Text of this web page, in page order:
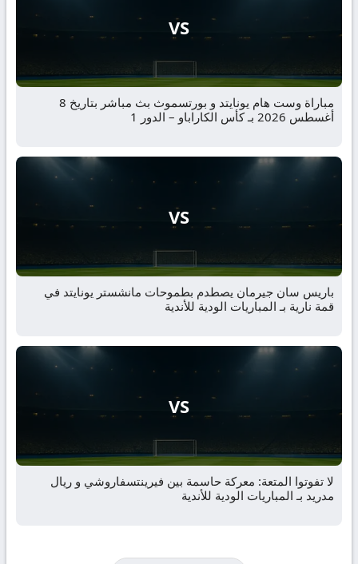
VS
مباراة وست هام يونايتد و بورتسموث بث مباشر بتاريخ 8
أغسطس 2026 بـ كأس الكاراباو – الدور 1
VS
باريس سان جيرمان يصطدم بطموحات مانشستر يونايتد في
قمة نارية بـ المباريات الودية للأندية
VS
لا تفوتوا المتعة: معركة حاسمة بين فيرينتسفاروشي و ريال
مدريد بـ المباريات الودية للأندية